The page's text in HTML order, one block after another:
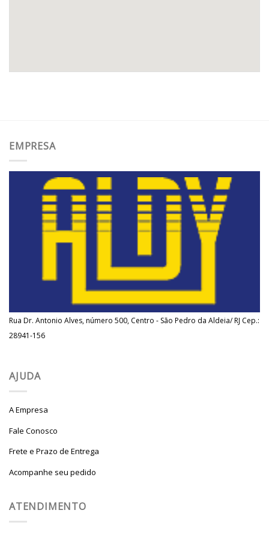
EMPRESA
Rua Dr. Antonio Alves, número 500, Centro - São Pedro da Aldeia/ RJ Cep.:
28941-156
AJUDA
A Empresa
Fale Conosco
Frete e Prazo de Entrega
Acompanhe seu pedido
ATENDIMENTO